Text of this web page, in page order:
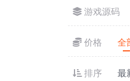
游戏源码
价格 全
排序 最